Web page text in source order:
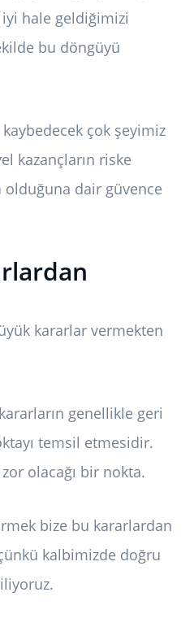
hale geldiğimizi
bu döngüyü
çok şeyimiz
kazançların riske
dair güvence
kararlar vermekten
genellikle geri
temsil etmesidir.
olacağı bir nokta.
bize bu kararlardan
kalbimizde doğru